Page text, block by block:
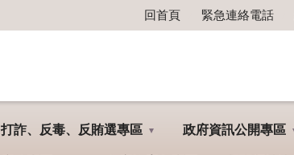
回首頁 緊急連絡電話
打詐、反毒、反賄選專區 政府資訊公開專區